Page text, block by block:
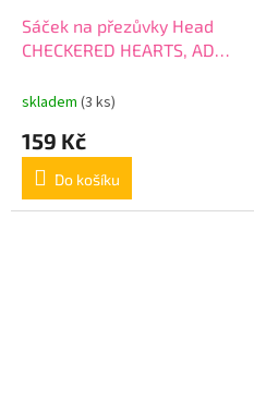
Sáček na přezůvky Head
CHECKERED HEARTS, AD1,
skladem (3 ks)
159 Kč
Do košíku